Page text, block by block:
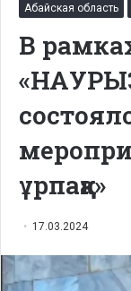
Абайская область
В
ұрпаққа»
17.03.2024